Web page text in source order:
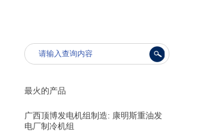
最火的产品
广西顶博发电机组制造: 康明斯重油发
电厂制冷机组